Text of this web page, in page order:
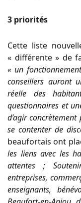
3 priorités
Cette liste
« différente » de
« un
conseillers auront
réelle des
questionnaires et
d’agir
se contenter de
beaufortais ont
les liens avec les
attentes ;
entreprises,
enseignants,